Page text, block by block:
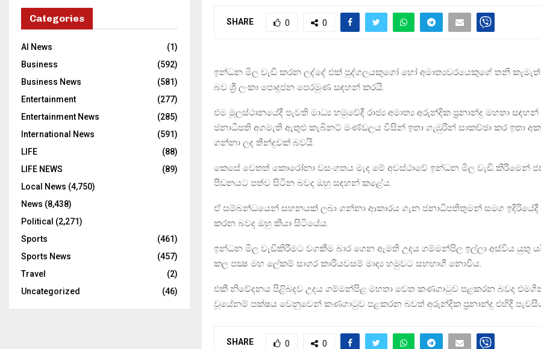
SHARE 0 0
ඉන්ධන මිල වැඩි කරන ලද්දේ එක් පුද්ගලයකුගෝ හෝ අමාත්‍යවරයෙකුගේ තනි
බව ශ්‍රී ලංකා පොදුජන පෙරමුණ සඳහන් කරයි.
එම මූලස්ථානයේදී පැවති මාධ්‍ය හමුවේදී රාජ්‍ය අමාත්‍ය අරුන්දික ප්‍රනාන්දු මහතා
ජනාධිපති අගමැති ඇතුළු කැබිනට් මණ්ඩලය විසින් ඉතා ගැඹුරින් සාකච්ඡා කර ඉතා
ගන්නා ලද තීන්දුවක් බවයි.
කෙසේ වෙතත් කොරෝනා වසංගතය මැද මේ අවස්ථාවේ ඉන්ධන මිල වැඩි කිරීමෙන්
පීඩනයට පත්ව සිටින බවද ඔහු සඳහන් කළේය.
ඒ සම්බන්ධයෙන් සහනයක් ලබා ගන්නා ආකාරය ගැන ජනාධිපතිතුමන් සමග ඉදිරියේදී
කරන බවද ඔහු කියා සිටියේය.
ඉන්ධන මිල වැඩිකිරීමට වගකීම බාර ගෙන ඇමති උදය ගම්මන්පිල ඉල්ලා අස්විය යුතු
කල පක්‍ෂ මහ ලේකම් සාගර කාරියවසම් මාද්‍ය හමුවට සහභාගී නොවීය.
එකී නිවේදනය පිළිබදව උදය ගම්මන්පිළ මහතා වෙත කණගාටුව පළකරන බවද
වූයේනම් පක්ෂය වෙනුවෙන් කණගාටුව පළකරන බවත් අරුන්දික ප්‍රනාන්දු එහිදී
SHARE 0 0
Categories
AI News
(1)
Business
(592)
Business News
(581)
Entertainment
(277)
Entertainment News
(285)
International News
(591)
LIFE
(88)
LIFE NEWS
(89)
Local News (4,750)
News (8,438)
Political (2,271)
Sports
(461)
Sports News
(457)
Travel
(2)
Uncategorized
(46)